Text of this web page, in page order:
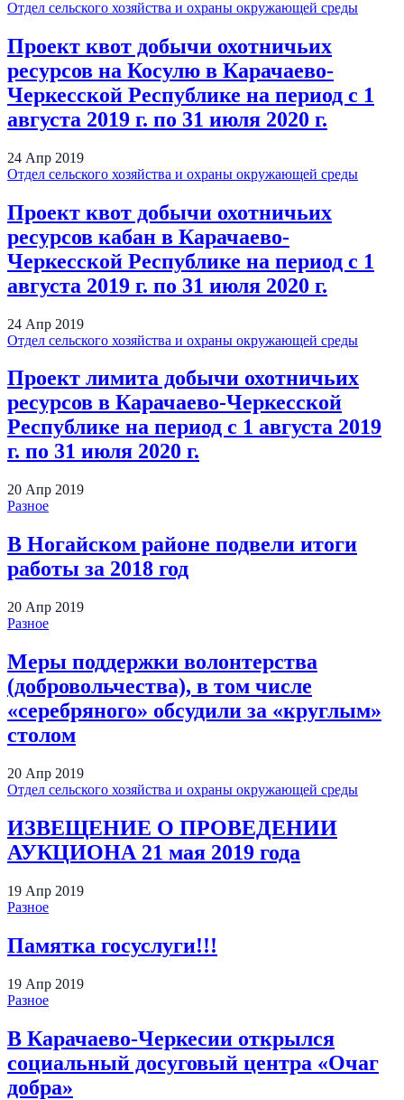
Отдел сельского хозяйства и охраны окружающей среды
Проект квот добычи охотничьих
ресурсов на Косулю в Карачаево-
Черкесской Республике на период с 1
августа 2019 г. по 31 июля 2020 г.
24 Апр 2019
Отдел сельского хозяйства и охраны окружающей среды
Проект квот добычи охотничьих
ресурсов кабан в Карачаево-
Черкесской Республике на период с 1
августа 2019 г. по 31 июля 2020 г.
24 Апр 2019
Отдел сельского хозяйства и охраны окружающей среды
Проект лимита добычи охотничьих
ресурсов в Карачаево-Черкесской
Республике на период с 1 августа 2019
г. по 31 июля 2020 г.
20 Апр 2019
Разное
В Ногайском районе подвели итоги
работы за 2018 год
20 Апр 2019
Разное
Меры поддержки волонтерства
(добровольчества), в том числе
«серебряного» обсудили за «круглым»
столом
20 Апр 2019
Отдел сельского хозяйства и охраны окружающей среды
ИЗВЕЩЕНИЕ О ПРОВЕДЕНИИ
АУКЦИОНА 21 мая 2019 года
19 Апр 2019
Разное
Памятка госуслуги!!!
19 Апр 2019
Разное
В Карачаево-Черкесии открылся
социальный досуговый центра «Очаг
добра»